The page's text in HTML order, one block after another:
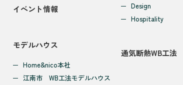
イベント情報
モデルハウス
Home&nico本社
江南市 WB工法モデルハウス
Design
Hospitality
通気断熱WB工法